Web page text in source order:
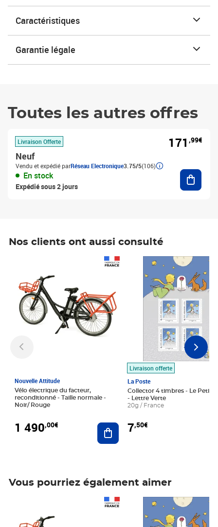
Caractéristiques
Garantie légale
Toutes les autres offres
Livraison Offerte
Neuf
Vendu et expédié parRéseau Electronique3.75/5(106)
En stock
Expédié sous 2 jours
171 ,99€
Nos clients ont aussi consulté
Nouvelle Attitude
Vélo électrique du facteur,
reconditionné - Taille normale -
Noir/ Rouge
1 490,00€ Ajouter au panier
Livraison offerte
La Poste
Collector 4 timbres - Le Petit
- Lettre Verte
20g / France
7,50€
Prix 7,50€
Vous pourriez également aimer
Prix 7,50€